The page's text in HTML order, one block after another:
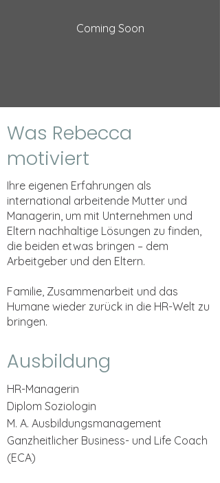
Coming Soon
Was Rebecca
motiviert
Ihre eigenen Erfahrungen als
international arbeitende Mutter und
Managerin, um mit Unternehmen und
Eltern nachhaltige Lösungen zu finden,
die beiden etwas bringen – dem
Arbeitgeber und den Eltern.
Familie, Zusammenarbeit und das
Humane wieder zurück in die HR-Welt zu
bringen.
Ausbildung
HR-Managerin
Diplom Soziologin
M. A. Ausbildungsmanagement
Ganzheitlicher Business- und Life Coach
(ECA)